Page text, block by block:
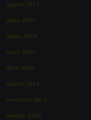
agosto 2014
julho 2014
junho 2014
maio 2014
abril 2014
março 2014
fevereiro 2014
janeiro 2014